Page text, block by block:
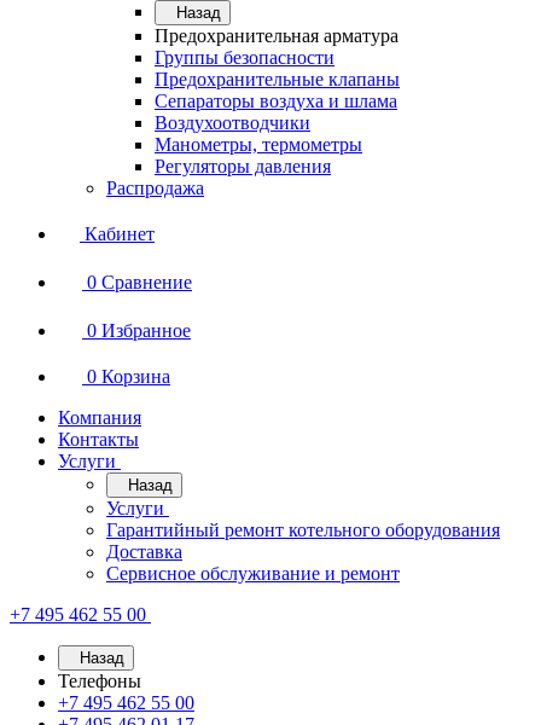
Назад
Предохранительная арматура
Группы безопасности
Предохранительные клапаны
Сепараторы воздуха и шлама
Воздухоотводчики
Манометры, термометры
Регуляторы давления
Распродажа
Кабинет
0 Сравнение
0 Избранное
0 Корзина
Компания
Контакты
Услуги
Назад
Услуги
Гарантийный ремонт котельного оборудования
Доставка
Сервисное обслуживание и ремонт
+7 495 462 55 00
Назад
Телефоны
+7 495 462 55 00